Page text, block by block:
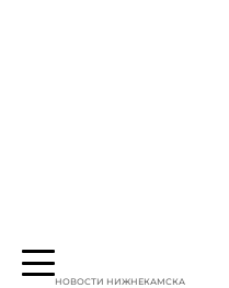
НОВОСТИ НИЖНЕКАМСКА